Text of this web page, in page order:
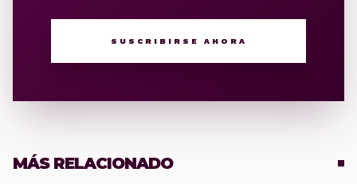
SUSCRIBIRSE AHORA
MÁS RELACIONADO